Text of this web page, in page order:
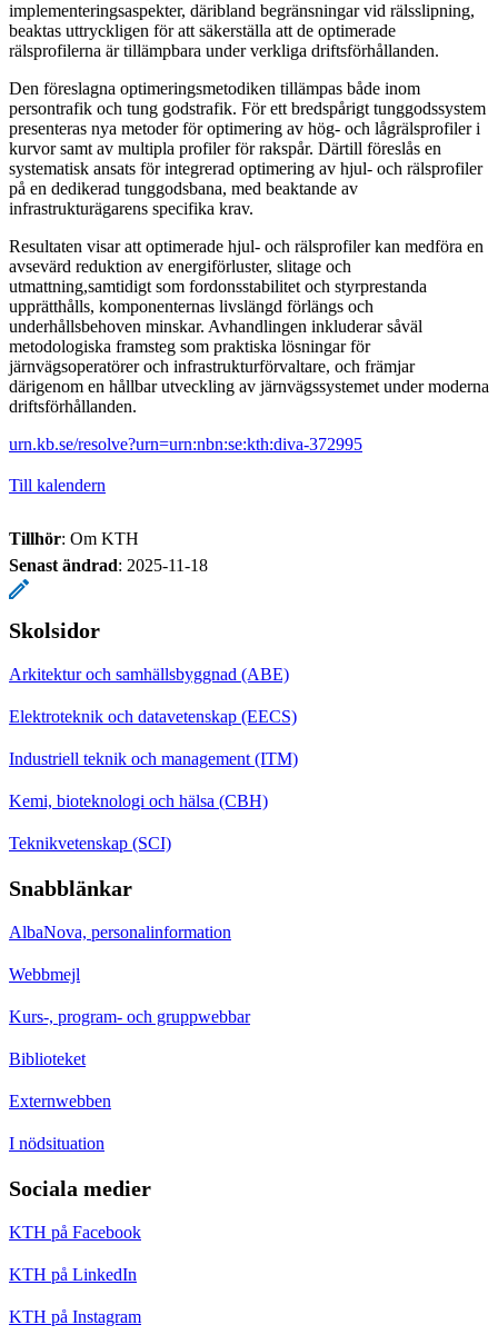
implementeringsaspekter, däribland begränsningar vid rälsslipning,
beaktas uttryckligen för att säkerställa att de optimerade
rälsprofilerna är tillämpbara under verkliga driftsförhållanden.
Den föreslagna optimeringsmetodiken tillämpas både inom
persontrafik och tung godstrafik. För ett bredspårigt tunggodssystem
presenteras nya metoder för optimering av hög- och lågrälsprofiler i
kurvor samt av multipla profiler för rakspår. Därtill föreslås en
systematisk ansats för integrerad optimering av hjul- och rälsprofiler
på en dedikerad tunggodsbana, med beaktande av
infrastrukturägarens specifika krav.
Resultaten visar att optimerade hjul- och rälsprofiler kan medföra en
avsevärd reduktion av energiförluster, slitage och
utmattning,samtidigt som fordonsstabilitet och styrprestanda
upprätthålls, komponenternas livslängd förlängs och
underhållsbehoven minskar. Avhandlingen inkluderar såväl
metodologiska framsteg som praktiska lösningar för
järnvägsoperatörer och infrastrukturförvaltare, och främjar
därigenom en hållbar utveckling av järnvägssystemet under moderna
driftsförhållanden.
urn.kb.se/resolve?urn=urn:nbn:se:kth:diva-372995
Till kalendern
Tillhör: Om KTH
Senast ändrad: 2025-11-18
Skolsidor
Arkitektur och samhällsbyggnad (ABE)
Elektroteknik och datavetenskap (EECS)
Industriell teknik och management (ITM)
Kemi, bioteknologi och hälsa (CBH)
Teknikvetenskap (SCI)
Snabblänkar
AlbaNova, personalinformation
Webbmejl
Kurs-, program- och gruppwebbar
Biblioteket
Externwebben
I nödsituation
Sociala medier
KTH på Facebook
KTH på LinkedIn
KTH på Instagram